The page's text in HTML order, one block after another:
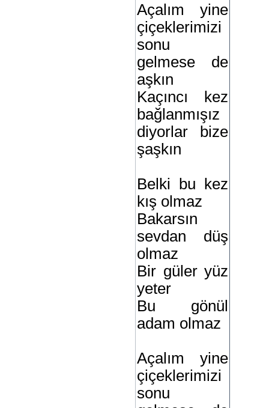
Açalım yine
çiçeklerimizi
sonu
gelmese de
aşkın
Kaçıncı kez
bağlanmışız
diyorlar bize
şaşkın
Belki bu kez
kış olmaz
Bakarsın
sevdan düş
olmaz
Bir güler yüz
yeter
Bu gönül
adam olmaz
Açalım yine
çiçeklerimizi
sonu